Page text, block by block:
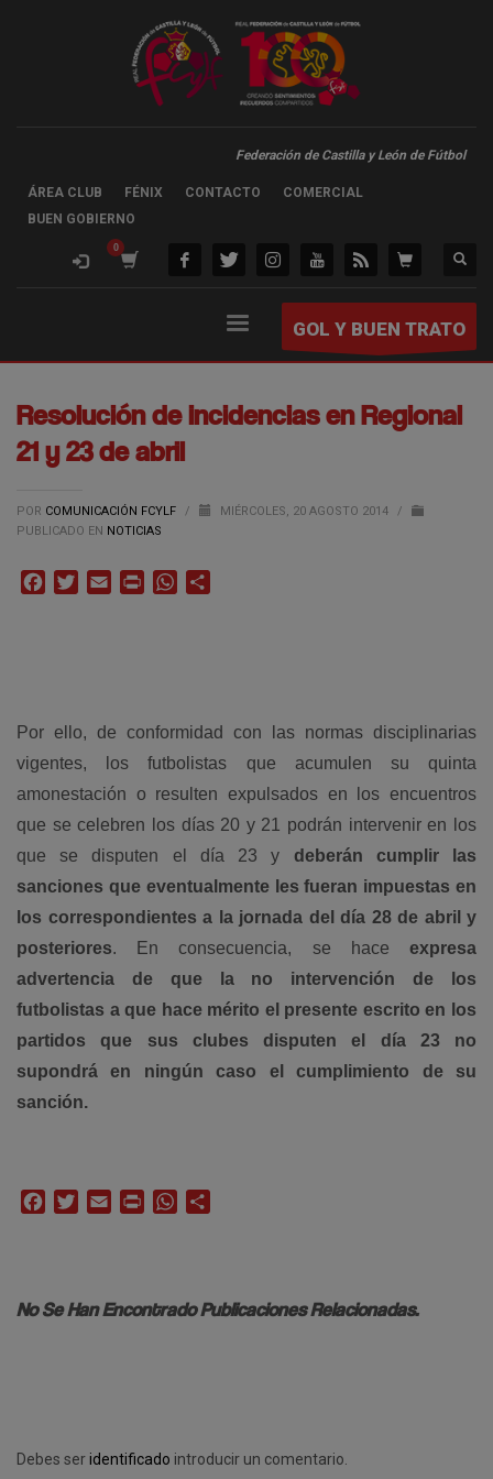
Federación de Castilla y León de Fútbol
ÁREA CLUB FÉNIX CONTACTO
COMERCIAL
BUEN GOBIERNO
GOL Y BUEN TRATO
Resolución de incidencias en Regional
21 y 23 de abril
POR COMUNICACIÓN FCYLF / MIÉRCOLES, 20 AGOSTO 2014
/
PUBLICADO EN NOTICIAS
FacebookTwitterEmail Print WhatsApp
Por ello, de conformidad con las normas disciplinarias
vigentes, los futbolistas que acumulen su quinta
amonestación o resulten expulsados en los encuentros
que se celebren los días 20 y 21 podrán intervenir en los
que se disputen el día 23 y deberán cumplir las
sanciones que eventualmente les fueran impuestas en
los correspondientes a la jornada del día 28 de abril y
posteriores. En consecuencia, se hace expresa
advertencia de que la no intervención de los
futbolistas a que hace mérito el presente escrito en los
partidos que sus clubes disputen el día 23 no
supondrá en ningún caso el cumplimiento de su
sanción.
FacebookTwitterEmail Print WhatsApp
No Se Han Encontrado Publicaciones Relacionadas.
Debes seridentificado introducir un comentario.